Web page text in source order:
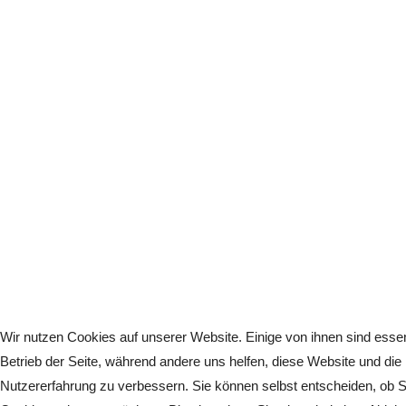
Wir nutzen Cookies auf unserer Website. Einige von ihnen sind
Betrieb der Seite, während andere uns helfen, diese Website und die
Nutzererfahrung zu verbessern. Sie können selbst entscheiden, ob